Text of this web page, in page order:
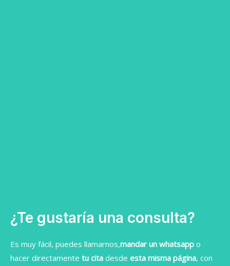
¿Te gustaría una consulta?
Es muy fácil, puedes llamarnos,mandar un whatsapp o
hacer directamente tu cita desde esta misma página, con